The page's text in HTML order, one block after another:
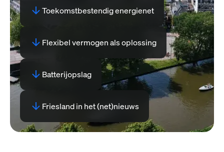
Toekomstbestendig energienet
Flexibel vermogen als oplossing
Batterijopslag
Friesland in het (net)nieuws